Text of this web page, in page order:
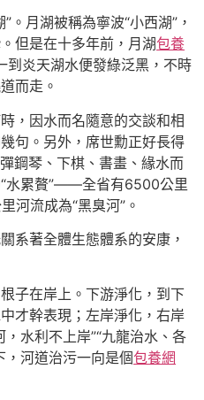
。月湖被稱為寧波“小西湖”，
但是在十多年前，月湖包養
到炎天湖水便發綠泛黑，不時
而走。
，因水而名隨意的交談和相
句。另外，席世勳正好長得
鋼琴、下棋、書畫、緣水而
水累贅”——全省有6500公里
河流成為“黑臭河”。
系著全體生態體系的安康，
子在岸上。下游淨化，到下
才幹表現；左岸淨化，右岸
水利不上岸”“九龍治水、各
，河道治污一向是個包養網